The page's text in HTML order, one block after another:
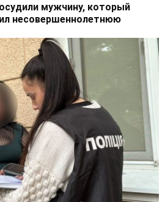
мужчину, который
несовершеннолетнюю